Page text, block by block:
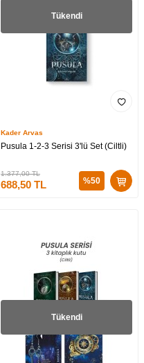
Tükendi
Kader Arvas
Pusula 1-2-3 Serisi 3'lü Set (Ciltli)
1.377,00TL
688,50 TL %50
Tükendi